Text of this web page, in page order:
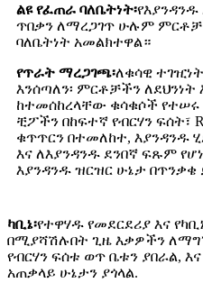
ልዩ የፈጠራ ባለቤትነት፡
ጥበቃን ለማረጋገጥ ሁሉም
ባለቤትነት አመልክተዋል።
የጥራት ማረጋገጫ፡ለቁሳዊ
እንሰጣለን፡ ምርቶቻችን ለደህንነት
ከተመሰከረላቸው ቁሳቁሶች
ቺፖችን በከፍተኛ የብርሃን ፍሰት፣
ቁጥጥርን በተመለከተ, እያንዳንዱ
እና ለእያንዳንዱ ደንበኛ ፍጹም
እያንዳንዱ ዝርዝር ሁኔታ በጥንቃቄ
ካቢኔ፡የተዋሃዱ የመደርደሪያ እና
በሚያሻሽሉበት ጊዜ እቃዎችን
የብርሃን ፍሰቱ ወጥ ቤቱን ያበራል,
አጠቃላይ ሁኔታን ያጎላል.